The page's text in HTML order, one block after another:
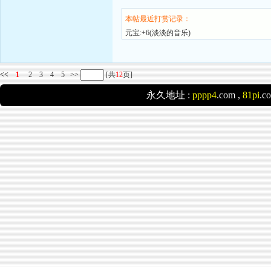
本帖最近打赏记录：
元宝:+6(淡淡的音乐)
<< 1 2 3 4 5 >> [共12页]
永久地址 : pppp4.com , 81pi